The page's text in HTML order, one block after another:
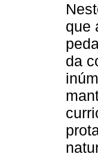
que
da